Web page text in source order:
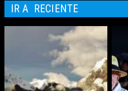
IR A RECIENTE